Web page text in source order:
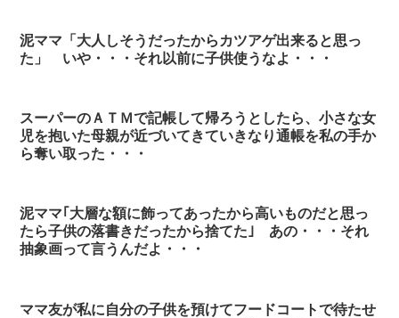
泥ママ「大人しそうだったからカツアゲ出来ると思っ
た」 いや・・・それ以前に子供使うなよ・・・
スーパーのＡＴＭで記帳して帰ろうとしたら、小さな女
児を抱いた母親が近づいてきていきなり通帳を私の手か
ら奪い取った・・・
泥ママ｢大層な額に飾ってあったから高いものだと思っ
たら子供の落書きだったから捨てた｣ あの・・・それ
抽象画って言うんだよ・・・
ママ友が私に自分の子供を預けてフードコートで待たせ